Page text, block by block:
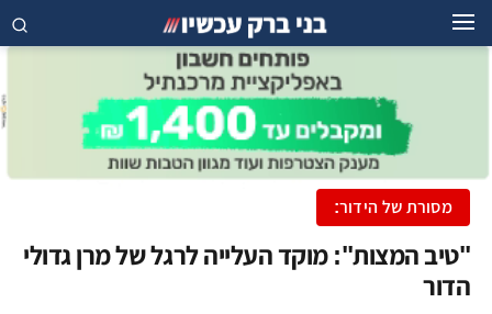
מסורת של הידור:
​"טיב המצות": מוקד העלייה לרגל של מרן גדולי
הדור